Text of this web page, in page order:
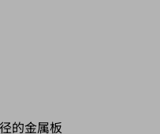
的金属板